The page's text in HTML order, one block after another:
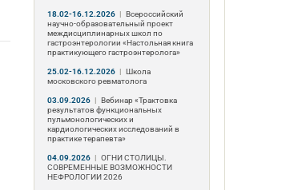
18.02-16.12.2026 | Всероссийский
научно-образовательный проект
междисциплинарных школ по
гастроэнтерологии «Настольная книга
практикующего гастроэнтеролога»
25.02-16.12.2026 | Школа
московского ревматолога
03.09.2026 | Вебинар «Трактовка
результатов функциональных
пульмонологических и
кардиологических исследований в
практике терапевта»
04.09.2026 | ОГНИ СТОЛИЦЫ.
СОВРЕМЕННЫЕ ВОЗМОЖНОСТИ
НЕФРОЛОГИИ 2026